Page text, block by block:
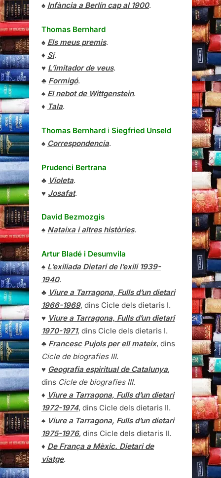
♠ Infància a Berlín cap al 1900.
Thomas Bernhard
♠ Els meus premis.
♦ Sí.
♥ L’imitador de veus.
♣ Formigó.
♠ El nebot de Wittgenstein.
♦ Tala.
Thomas Bernhard i Siegfried Unseld
♠ Correspondencia.
Prudenci Bertrana
♣ Violeta.
♥ Josafat.
David Bezmozgis
♠ Nataixa i altres històries.
Artur Bladé i Desumvila
♠ L’exiliada Dietari de l’exili 1939-
1940.
♣ Viure a Tarragona, Fulls d’un dietari
1966-1969, dins Cicle dels dietaris I.
♥ Viure a Tarragona, Fulls d’un dietari
1970-1971, dins Cicle dels dietaris I.
♣ Francesc Pujols per ell mateix, dins
Cicle de biografies III.
♥ Geografia espiritual de Catalunya,
dins Cicle de biografies III.
♦ Viure a Tarragona, Fulls d’un dietari
1972-1974, dins Cicle dels dietaris II.
♠ Viure a Tarragona, Fulls d’un dietari
1975-1976, dins Cicle dels dietaris II.
♦ De França a Mèxic. Dietari de
viatge.